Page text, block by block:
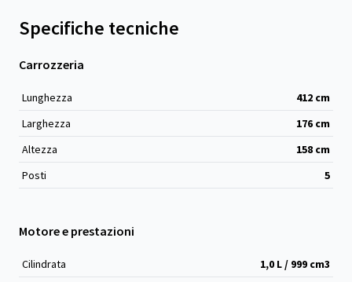
Specifiche tecniche
Carrozzeria
Lunghezza 412 cm
Larghezza
176 cm
Altezza
158 cm
Posti
5
Motore e prestazioni
Cilindrata 1,0 L / 999 cm3